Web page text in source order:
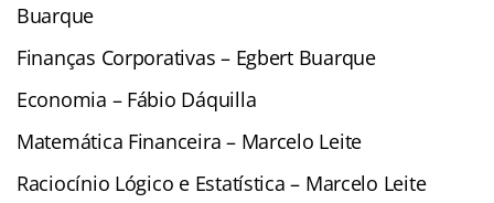
Buarque
Finanças Corporativas – Egbert Buarque
Economia – Fábio Dáquilla
Matemática Financeira – Marcelo Leite
Raciocínio Lógico e Estatística – Marcelo Leite